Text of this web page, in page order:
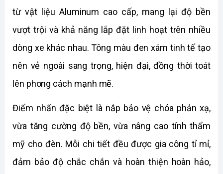
từ vật liệu Aluminum cao cấp, mang lại độ bền
vượt trội và khả năng lắp đặt linh hoạt trên nhiều
dòng xe khác nhau. Tông màu đen xám tinh tế tạo
nên vẻ ngoài sang trọng, hiện đại, đồng thời toát
lên phong cách mạnh mẽ.
Điểm nhấn đặc biệt là nắp bảo vệ chóa phản xạ,
vừa tăng cường độ bền, vừa nâng cao tính thẩm
mỹ cho đèn. Mỗi chi tiết đều được gia công tỉ mỉ,
đảm bảo độ chắc chắn và hoàn thiện hoàn hảo,